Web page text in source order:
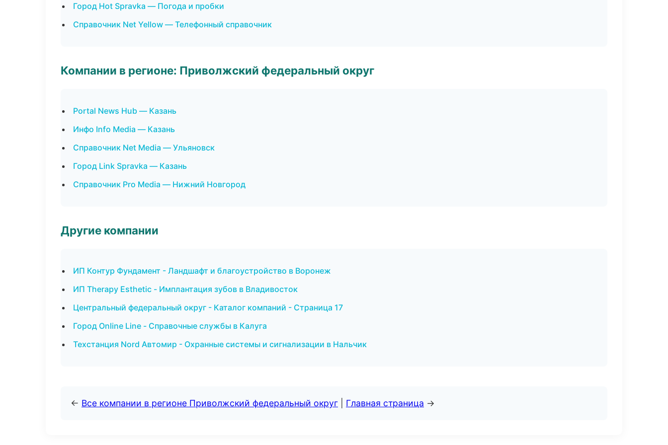
Город Hot Spravka — Погода и пробки
Справочник Net Yellow — Телефонный справочник
Компании в регионе: Приволжский федеральный округ
Portal News Hub — Казань
Инфо Info Media — Казань
Справочник Net Media — Ульяновск
Город Link Spravka — Казань
Справочник Pro Media — Нижний Новгород
Другие компании
ИП Контур Фундамент - Ландшафт и благоустройство в Воронеж
ИП Therapy Esthetic - Имплантация зубов в Владивосток
Центральный федеральный округ - Каталог компаний - Страница 17
Город Online Line - Справочные службы в Калуга
Техстанция Nord Автомир - Охранные системы и сигнализации в Нальчик
← Все компании в регионе Приволжский федеральный округ Главная страница →